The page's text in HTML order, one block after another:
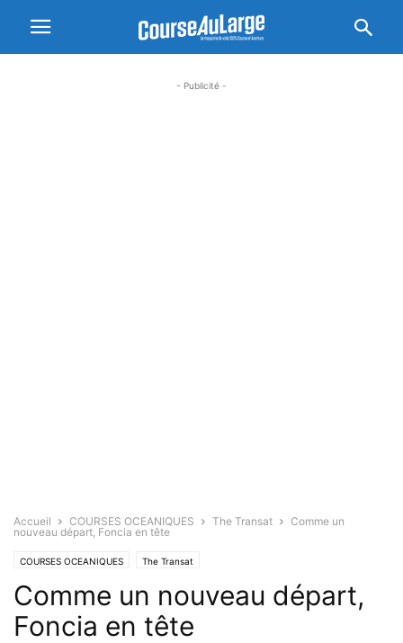
- Publicité -
Accueil COURSES OCEANIQUES The Transat
Comme un
nouveau départ, Foncia en tête
COURSES OCEANIQUES The Transat
Comme un nouveau départ,
Foncia en tête